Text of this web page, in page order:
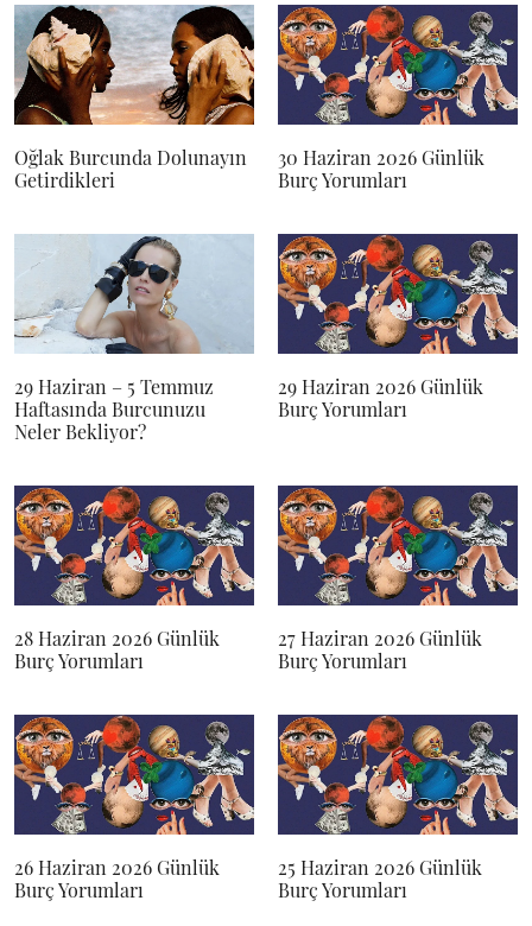
Oğlak Burcunda Dolunayın
Getirdikleri
30 Haziran 2026 Günlük
Burç Yorumları
29 Haziran – 5 Temmuz
Haftasında Burcunuzu
Neler Bekliyor?
29 Haziran 2026 Günlük
Burç Yorumları
28 Haziran 2026 Günlük
Burç Yorumları
27 Haziran 2026 Günlük
Burç Yorumları
26 Haziran 2026 Günlük
Burç Yorumları
25 Haziran 2026 Günlük
Burç Yorumları